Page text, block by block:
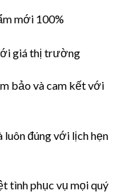
mới 100%
giá thị trường
bảo và cam kết với
luôn đúng với lịch hẹn
tình phục vụ mọi quý